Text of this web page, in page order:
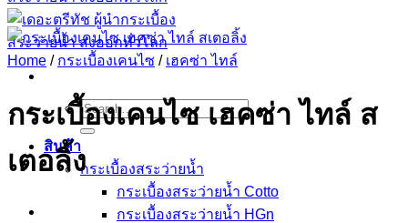
Search
for:
สินค้า
กระเบื้องสระว่ายนํ้า
กระเบื้องสระว่ายน้ำ Cotto
กระเบื้องสระว่ายน้ำ HGn
Home / กระเบื้องเคนไซ / เฮคซ่า ไทล์
กระเบื้องเคนไซ เฮคซ่า ไทล์ ส
เตอลิ้ง